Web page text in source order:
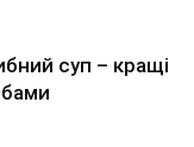
суп – кращі